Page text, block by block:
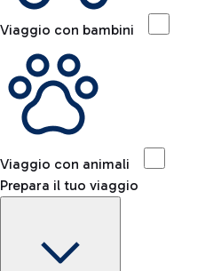
Viaggio con bambini
Viaggio con animali
Prepara il tuo viaggio